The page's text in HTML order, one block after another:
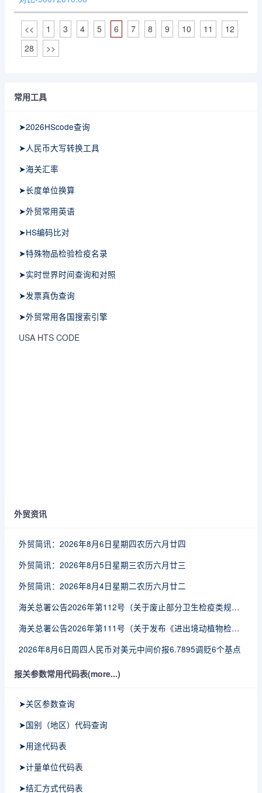
<< 1 3 4 5 6 7 8 9 10 11
12
28
>>
常用工具
➤2026HScode查询
➤人民币大写转换工具
➤海关汇率
➤长度单位换算
➤外贸常用英语
➤HS编码比对
➤特殊物品检验检疫名录
➤实时世界时间查询和对照
➤发票真伪查询
➤外贸常用各国搜索引擎
USA HTS CODE
外贸资讯
外贸简讯：2026年8月6日星期四农历六月廿四
外贸简讯：2026年8月5日星期三农历六月廿三
外贸简讯：2026年8月4日星期二农历六月廿二
海关总署公告2026年第112号（关于废止部分卫生检疫类规范性文件的公告）
海关总署公告2026年第111号（关于发布《进出境动植物检疫处理监督管理工作规定》《进出境卫生处理监督管理工作规定》的公告）
2026年8月6日周四人民币对美元中间价报6.7895调贬6个基点
报关参数常用代码表(more...)
➤关区参数查询
➤国别（地区）代码查询
➤用途代码表
➤计量单位代码表
➤结汇方式代码表